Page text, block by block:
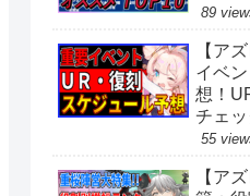
89
【ア
イベ
想！
チェッ
55
【ア